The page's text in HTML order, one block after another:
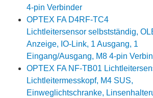
4-pin Verbinder
OPTEX FA D4RF-TC4
Lichtleitersensor selbstständig,
Anzeige, IO-Link, 1 Ausgang, 1
Eingang/Ausgang, M8 4-pin
OPTEX FA NF-TB01
Lichtleitermesskopf, M4 SUS,
Einweglichtschranke,